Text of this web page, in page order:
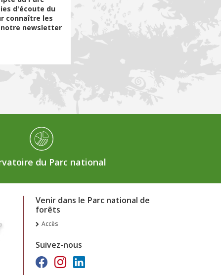
d'écoute du
connaître les
notre newsletter
du Parc national
Venir dans le Parc national de
forêts
Accès
Suivez-nous